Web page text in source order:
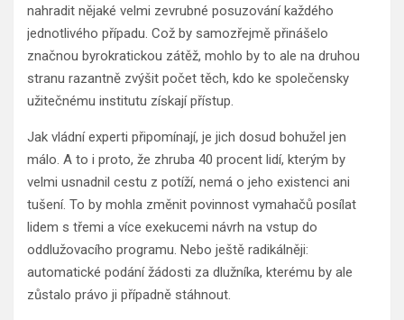
nahradit nějaké velmi zevrubné posuzování každého
jednotlivého případu. Což by samozřejmě přinášelo
značnou byrokratickou zátěž, mohlo by to ale na druhou
stranu razantně zvýšit počet těch, kdo ke společensky
užitečnému institutu získají přístup.
Jak vládní experti připomínají, je jich dosud bohužel jen
málo. A to i proto, že zhruba 40 procent lidí, kterým by
velmi usnadnil cestu z potíží, nemá o jeho existenci ani
tušení. To by mohla změnit povinnost vymahačů posílat
lidem s třemi a více exekucemi návrh na vstup do
oddlužovacího programu. Nebo ještě radikálněji:
automatické podání žádosti za dlužníka, kterému by ale
zůstalo právo ji případně stáhnout.